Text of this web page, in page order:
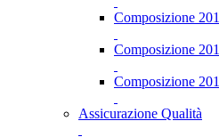
Composizione
Composizione
Composizione
Assicurazione Qualità